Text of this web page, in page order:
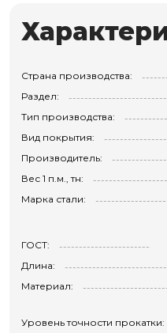
Страна производства:
Раздел:
Тип производства:
Вид покрытия:
Производитель:
Вес 1 п.м., тн:
Марка стали:
ГОСТ:
Длина:
Материал:
Уровень точности прокатки: